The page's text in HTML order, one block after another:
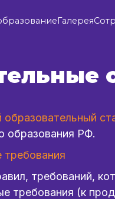
Галерея
образовательный
образования РФ.
требования
требований,
требования (к